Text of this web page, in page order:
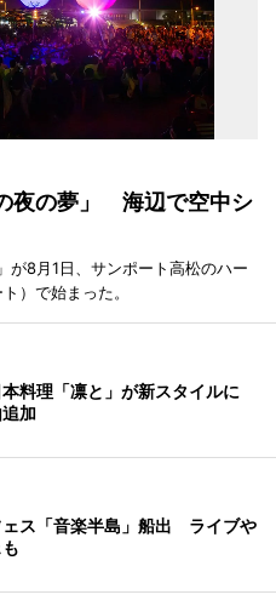
夜の夢」 海辺で空中シ
が8月1日、サンポート高松のハー
）で始まった。
料理「凛と」が新スタイルに
加
ェス「音楽半島」船出 ライブや